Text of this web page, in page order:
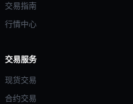
交易指南
行情中心
交易服务
现货交易
合约交易